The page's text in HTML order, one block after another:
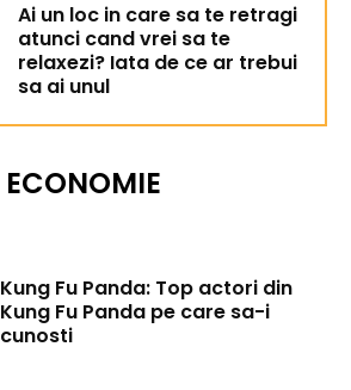
Ai un loc in care sa te retragi
atunci cand vrei sa te
relaxezi? Iata de ce ar trebui
sa ai unul
ECONOMIE
Kung Fu Panda: Top actori din
Kung Fu Panda pe care sa-i
cunosti